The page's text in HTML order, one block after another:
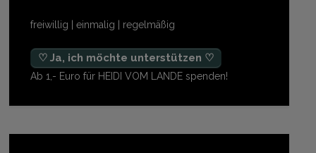
freiwillig | einmalig | regelmäßig
♡ Ja, ich möchte unterstützen ♡
Ab 1,- Euro für HEIDI VOM LANDE spenden!